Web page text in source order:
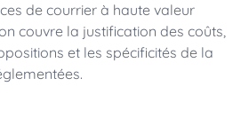
de courrier à haute valeur
couvre la justification des coûts,
et les spécificités de la